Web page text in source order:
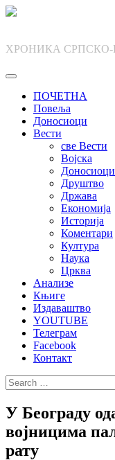
Skip
ХРОНИКА
ПОЧЕТНА
Повеља
Доносиоци
Вести
све Вести
Војска
Доносиоци
Друштво
Држава
Економија
Историја
Коментари
Култура
Наука
Црква
Анализе
Књиге
Издаваштво
YOUTUBE
Телеграм
Facebook
Контакт
Search
for:
У Београду
војницима
рату